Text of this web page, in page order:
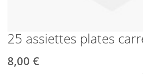
Skip
to
the
beginning
25 assiettes plates
8,00 €